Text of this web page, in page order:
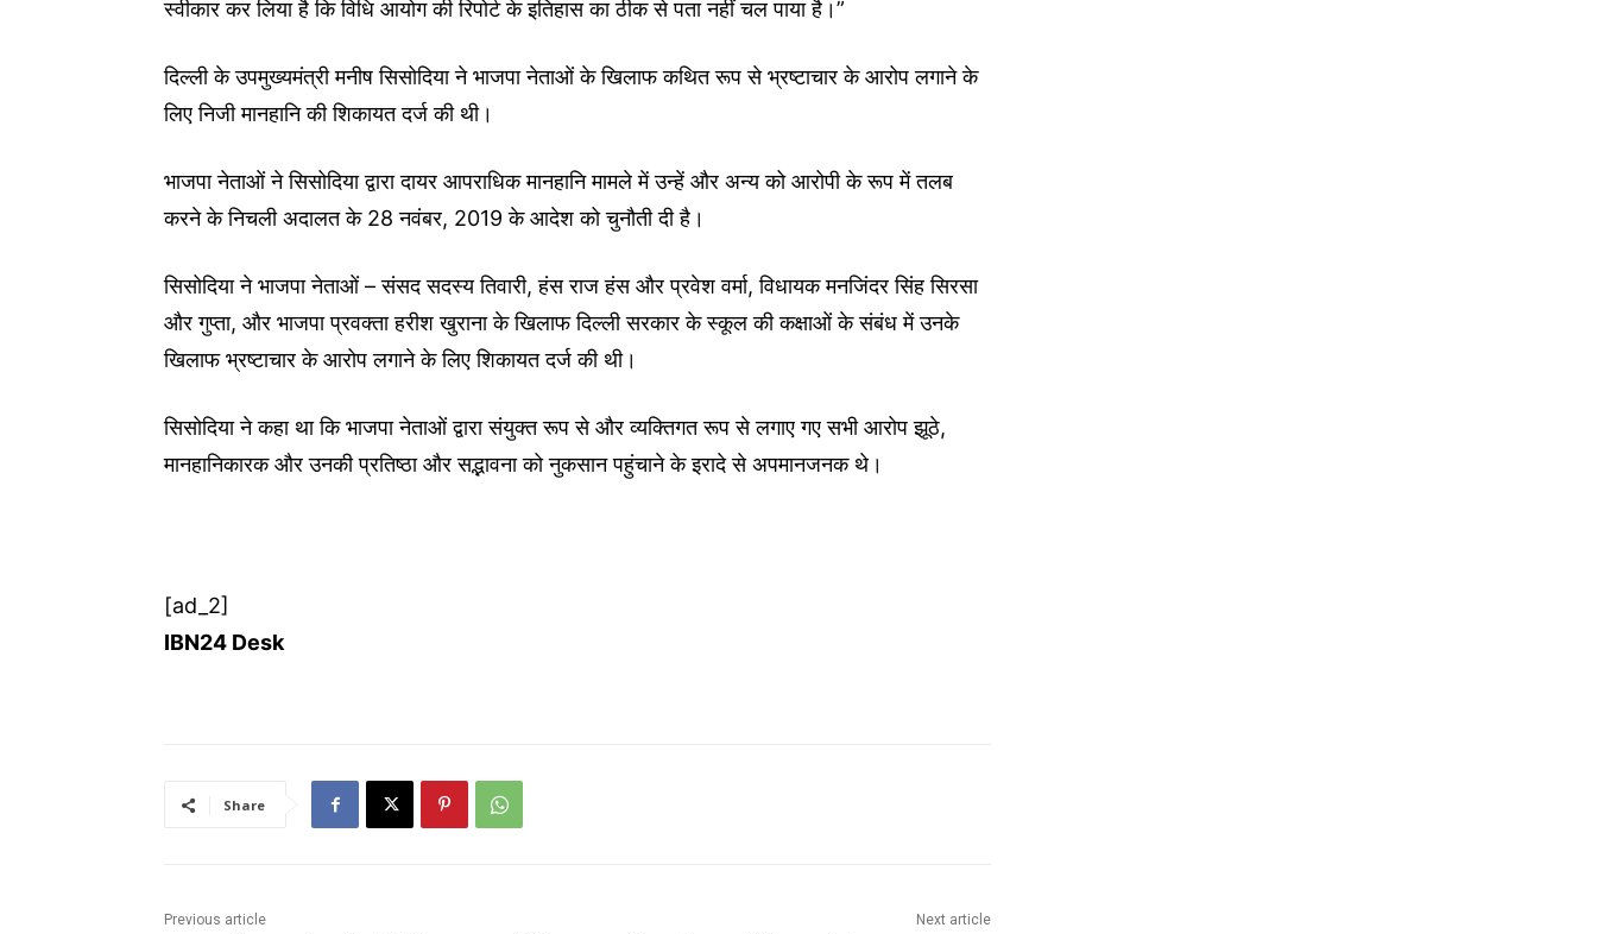
स्वीकार कर लिया है कि विधि आयोग की रिपोर्ट के इतिहास का ठीक से पता नहीं चल पाया है।”
दिल्ली के उपमुख्यमंत्री मनीष सिसोदिया ने भाजपा नेताओं के खिलाफ कथित रूप से भ्रष्टाचार के आरोप लगाने के
लिए निजी मानहानि की शिकायत दर्ज की थी।
भाजपा नेताओं ने सिसोदिया द्वारा दायर आपराधिक मानहानि मामले में उन्हें और अन्य को आरोपी के रूप में तलब
करने के निचली अदालत के 28 नवंबर, 2019 के आदेश को चुनौती दी है।
सिसोदिया ने भाजपा नेताओं – संसद सदस्य तिवारी, हंस राज हंस और प्रवेश वर्मा, विधायक मनजिंदर सिंह सिरसा
और गुप्ता, और भाजपा प्रवक्ता हरीश खुराना के खिलाफ दिल्ली सरकार के स्कूल की कक्षाओं के संबंध में उनके
खिलाफ भ्रष्टाचार के आरोप लगाने के लिए शिकायत दर्ज की थी।
सिसोदिया ने कहा था कि भाजपा नेताओं द्वारा संयुक्त रूप से और व्यक्तिगत रूप से लगाए गए सभी आरोप झूठे,
मानहानिकारक और उनकी प्रतिष्ठा और सद्भावना को नुकसान पहुंचाने के इरादे से अपमानजनक थे।
[ad_2]
IBN24 Desk
Share
Previous article Next article